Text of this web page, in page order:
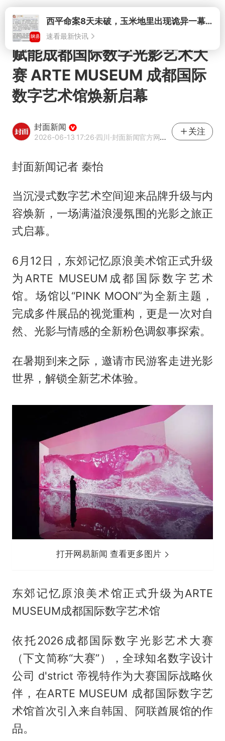
打开西平命案8天未破，玉米地里出现诡异一幕，我突然想起了欧金中
速看最新快讯
赋能成都国际数字光影艺术大
赛 ARTE MUSEUM 成都国际
数字艺术馆焕新启幕
封面新闻
2026-06-13 17:26·四川·封面新闻官方网易号
关注
封面新闻记者 秦怡
当沉浸式数字艺术空间迎来品牌升级与内
容焕新，一场满溢浪漫氛围的光影之旅正
式启幕。
6月12日，东郊记忆原浪美术馆正式升级
为ARTE MUSEUM成都国际数字艺术
馆。场馆以“PINK MOON”为全新主题，
完成多件展品的视觉重构，更是一次对自
然、光影与情感的全新粉色调叙事探索。
在暑期到来之际，邀请市民游客走进光影
世界，解锁全新艺术体验。
打开网易新闻 查看更多图片
东郊记忆原浪美术馆正式升级为ARTE
MUSEUM成都国际数字艺术馆
依托2026成都国际数字光影艺术大赛
（下文简称“大赛”），全球知名数字设计
公司 d'strict 帝视特作为大赛国际战略伙
伴，在ARTE MUSEUM 成都国际数字艺
术馆首次引入来自韩国、阿联酋展馆的作
品。